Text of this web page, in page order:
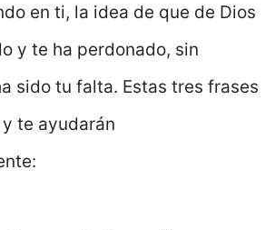
en ti, la idea de que de Dios
y te ha perdonado, sin
sido tu falta. Estas tres frases
te ayudarán